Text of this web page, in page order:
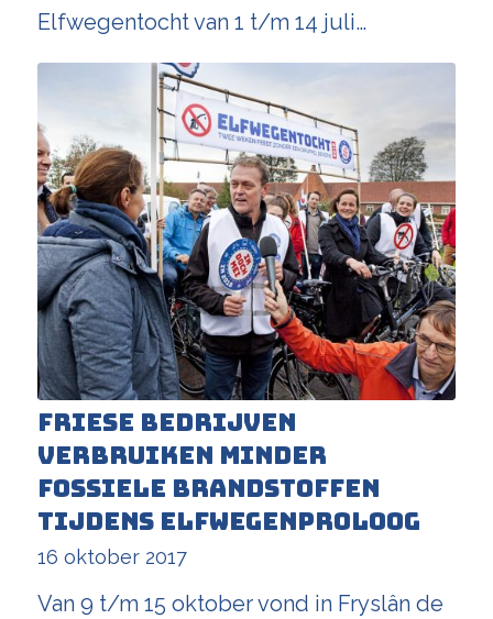
Elfwegentocht van 1 t/m 14 juli…
Friese bedrijven
verbruiken minder
fossiele brandstoffen
tijdens Elfwegenproloog
16 oktober 2017
Van 9 t/m 15 oktober vond in Fryslân de